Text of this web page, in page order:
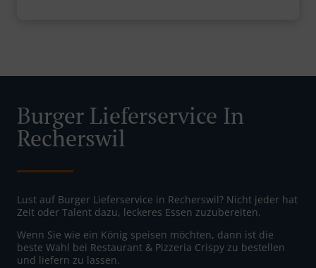
Burger Lieferservice In
Recherswil
Lust auf Burger Lieferservice in Recherswil? Nicht jeder hat
Zeit oder Talent dazu, leckeres Essen zuzubereiten.
Wenn Sie wie ein König speisen möchten, dann ist die
beste Wahl bei Restaurant & Pizzeria Crispy zu bestellen
und liefern zu lassen.